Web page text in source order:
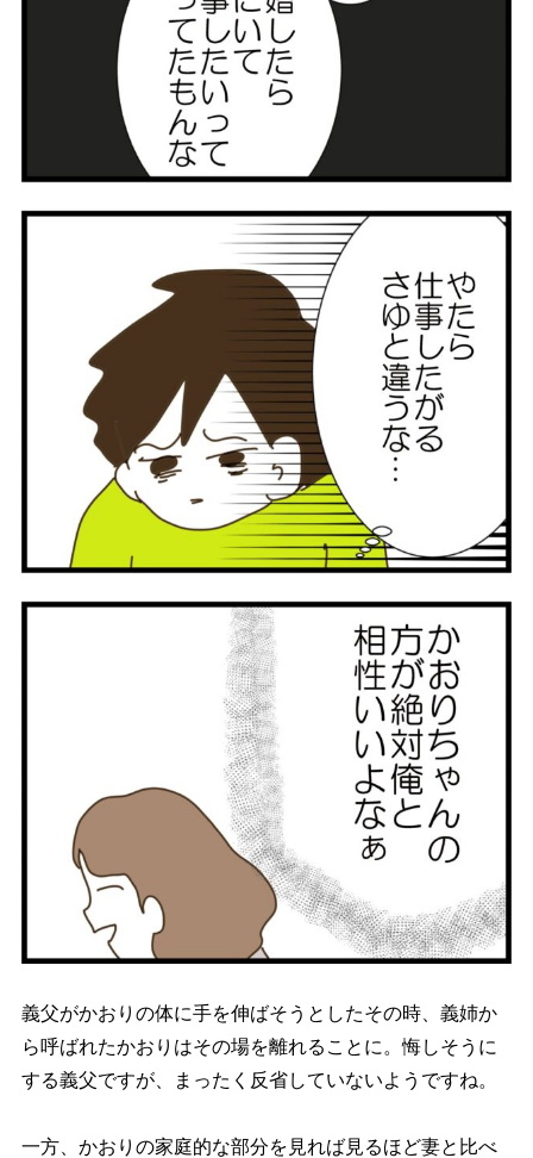
義父がかおりの体に手を伸ばそうとしたその時、義姉か
ら呼ばれたかおりはその場を離れることに。悔しそうに
する義父ですが、まったく反省していないようですね。
一方、かおりの家庭的な部分を見れば見るほど妻と比べ